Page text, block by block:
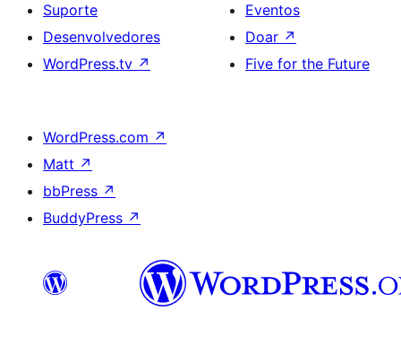
Suporte
Desenvolvedores
WordPress.tv ↗
Eventos
Doar ↗
Five for the Future
WordPress.com ↗
Matt ↗
bbPress ↗
BuddyPress ↗